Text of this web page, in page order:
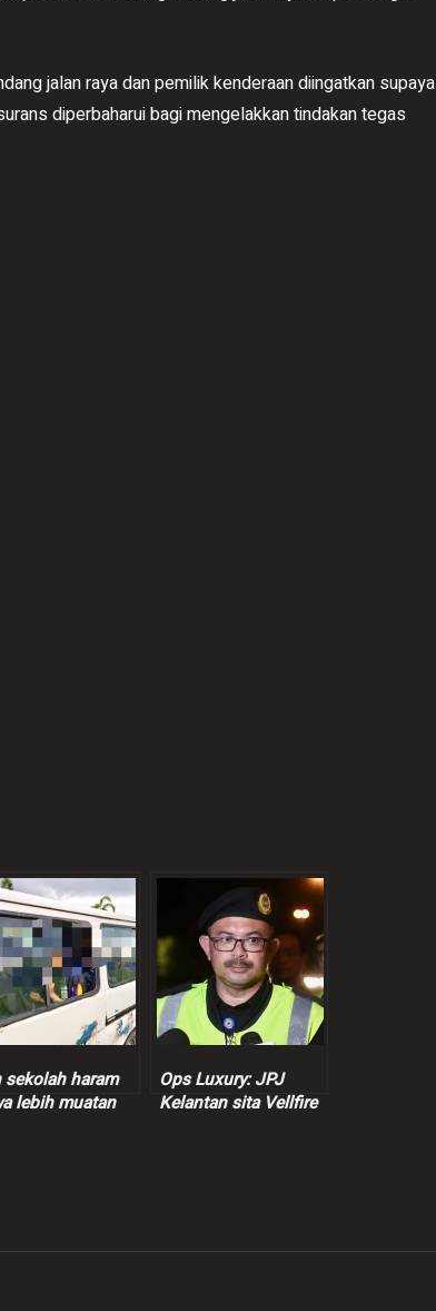
jalan raya dan pemilik kenderaan diingatkan supaya
diperbaharui bagi mengelakkan tindakan tegas
sekolah haram
lebih muatan
Ops Luxury: JPJ
Kelantan sita Vellfire